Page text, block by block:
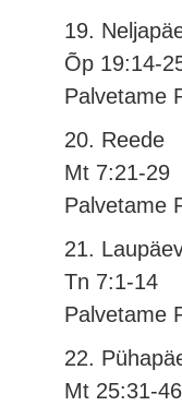
19.
Õp 19:14-
Palvetame
20. Reede
Mt 7:21-29
Palvetame
21.
Tn 7:1-14
Palvetame
22.
Mt 25:31-